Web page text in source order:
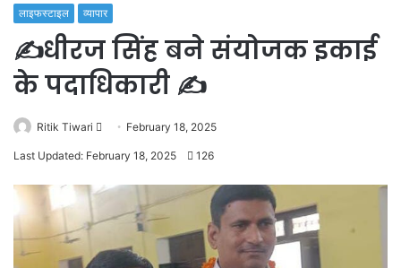
लाइफस्टाइल
व्यापार
✍️धीरज सिंह बने संयोजक इकाई
के पदाधिकारी ✍️
Ritik Tiwari
Send February 18, 2025
Last Updated: February 18, 2025 126